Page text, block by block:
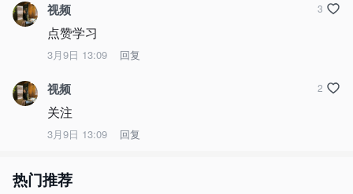
视频
点赞学习
3月9日 13:09 回复
3
视频
关注
3月9日 13:09 回复
2
热门推荐